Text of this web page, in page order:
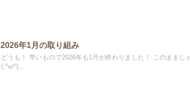
2026年1月の取り組み
どうも！ 早いもので2026年も1月が終わりました！ このままじ
(;^ω^)...